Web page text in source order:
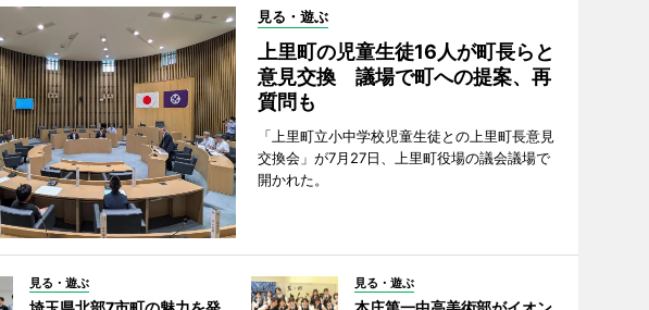
見る・遊ぶ
上里町の児童生徒16人が町長らと
意見交換 議場で町への提案、再
質問も
「上里町立小中学校児童生徒との上里町長意見
交換会」が7月27日、上里町役場の議会議場で
開かれた。
見る・遊ぶ 見る・遊ぶ